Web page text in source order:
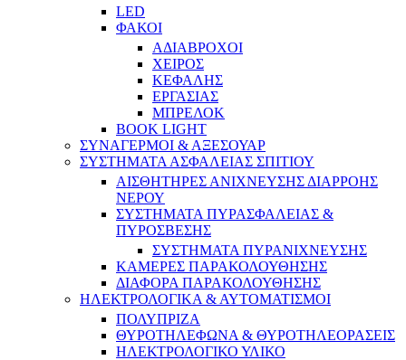
LED
ΦΑΚΟΙ
ΑΔΙΑΒΡΟΧΟΙ
ΧΕΙΡΟΣ
ΚΕΦΑΛΗΣ
ΕΡΓΑΣΙΑΣ
ΜΠΡΕΛΟΚ
BOOK LIGHT
ΣΥΝΑΓΕΡΜΟΙ & ΑΞΕΣΟΥΑΡ
ΣΥΣΤΗΜΑΤΑ ΑΣΦΑΛΕΙΑΣ ΣΠΙΤΙΟΥ
ΑΙΣΘΗΤΗΡΕΣ ΑΝΙΧΝΕΥΣΗΣ ΔΙΑΡΡΟΗΣ
ΝΕΡΟΥ
ΣΥΣΤΗΜΑΤΑ ΠΥΡΑΣΦΑΛΕΙΑΣ &
ΠΥΡΟΣΒΕΣΗΣ
ΣΥΣΤΗΜΑΤΑ ΠΥΡΑΝΙΧΝΕΥΣΗΣ
ΚΑΜΕΡΕΣ ΠΑΡΑΚΟΛΟΥΘΗΣΗΣ
ΔΙΑΦΟΡΑ ΠΑΡΑΚΟΛΟΥΘΗΣΗΣ
ΗΛΕΚΤΡΟΛΟΓΙΚΑ & ΑΥΤΟΜΑΤΙΣΜΟΙ
ΠΟΛΥΠΡΙΖΑ
ΘΥΡΟΤΗΛΕΦΩΝΑ & ΘΥΡΟΤΗΛΕΟΡΑΣΕΙΣ
ΗΛΕΚΤΡΟΛΟΓΙΚΟ ΥΛΙΚΟ